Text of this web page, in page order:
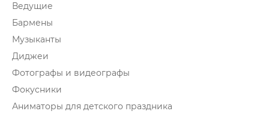
Ведущие
Бармены
Музыканты
Диджеи
Фотографы и видеографы
Фокусники
Аниматоры для детского праздника